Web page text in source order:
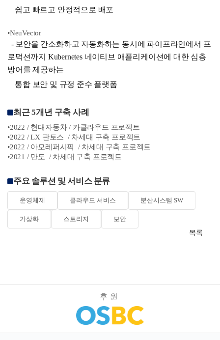
쉽고 빠르고 안정적으로 배포
•NeuVector
- 보안을 간소화하고 자동화하는 동시에 파이프라인에서 프
로덕션까지 Kubernetes 네이티브 애플리케이션에 대한 심층
방어를 제공하는
통합 보안 및 규정 준수 플랫폼
최근 5개년 구축 사례
•2022 / 현대자동차 / 카클라우드 프로젝트
•2022 / LX 판토스 / 차세대 구축 프로젝트
•2022 / 아모레퍼시픽 / 차세대 구축 프로젝트
•2021 / 만도 / 차세대 구축 프로젝트
주요 솔루션 및 서비스 분류
운영체제 클라우드 서비스 분산시스템 SW
가상화 스토리지
보안
목록
후원